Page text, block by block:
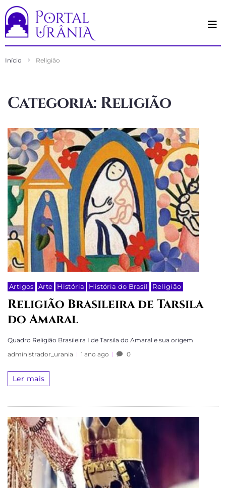
Início Religião
Categoria: Religião
Artigos Arte História História do Brasil Religião
Religião Brasileira de Tarsila
do Amaral
Quadro Religião Brasileira I de Tarsila do Amaral e sua origem
administrador_urania
1 ano ago 0
Ler mais